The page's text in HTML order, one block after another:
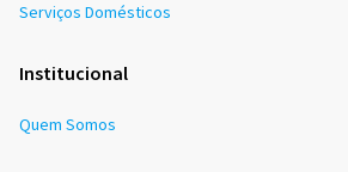
Serviços Domésticos
Institucional
Quem Somos